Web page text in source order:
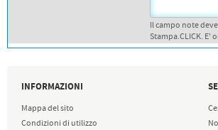
Il campo note
Stampa.CLICK.
INFORMAZIONI
Mappa del sito
Condizioni di utilizzo